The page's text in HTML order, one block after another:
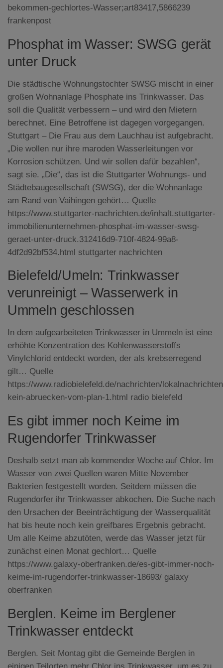
bekommen-gechlortes-Wasser;art83417,5866239
frankenpost
Phosphat im Wasser: SWSG gerät
unter Druck
Die städtische Wohnungstochter SWSG mischt in einer
großen Wohnanlage Phosphate ins Trinkwasser. Das
soll die Qualität verbessern – und wird den Mietern
berechnet. Eine Betroffene ist dagegen vorgegangen.
Stuttgart – Die Frau aus dem Lauchhau ist aufgebracht.
„Die wollen nur ihre maroden Wasserleitungen vor
Korrosion schützen. Und wir sollen dafür bezahlen“,
sagt sie. „Die“, das ist die Stuttgarter Wohnungs- und
Städtebaugesellschaft (SWSG), der die Wohnanlage
am Rand von Vaihingen gehört… Quelle
https://www.stuttgarter-nachrichten.de/inhalt.stuttgarter-
immobilienunternehmen-phosphat-im-wasser-swsg-
geraet-unter-druck.312416d9-710f-4824-99a8-
4df2d92bf534.html stuttgarter nachrichten
Bielefeld/Umeln: Trinkwasser
verunreinigt – Wasserwerk in
Ummeln geschlossen
In dem aufgearbeiteten Trinkwasser in Ummeln ist eine
erhöhte Konzentration des Kohlenwasserstoffs
Vinylchlorid entdeckt worden, der als krebserregend
gilt… Quelle
https://www.radiobielefeld.de/nachrichten/
kein-abruecken-vom-plan-1.html radio bielefeld
Es gibt immer noch Keime im
Rugendorfer Trinkwasser
Deshalb setzt man ab kommender Woche auf Chlor. Im
Wasser von zwei Quellen waren Mitte November
Bakterien festgestellt worden. Seitdem müssen die
Rugendorfer ihr Trinkwasser abkochen. Die Suche nach
den Ursachen der Beeinträchtigung der Wasserqualität
hat bis heute noch kein greifbares Ergebnis gebracht.
Um alle Keime abzutöten, werde das Wasser jetzt für
zunächst einen Monat gechlort… Quelle
https://www.galaxy-oberfranken.de/es-gibt-immer-noch-
keime-im-rugendorfer-trinkwasser-18693/ galaxy
oberfranken
Berglen. Keime im Berglener
Trinkwasser entdeckt
Berglen. Seit Montag gibt die Gemeinde Berglen in